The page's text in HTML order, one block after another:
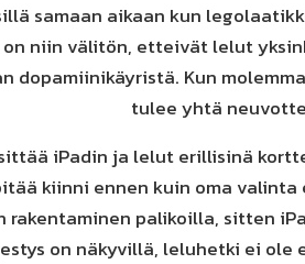
samaan aikaan kun
niin välitön, etteivät lelut
dopamiinikäyristä. Kun
tulee yhtä
iPadin ja lelut erillisinä
kiinni ennen kuin oma
rakentaminen palikoilla, sitten
on näkyvillä, leluhetki ei